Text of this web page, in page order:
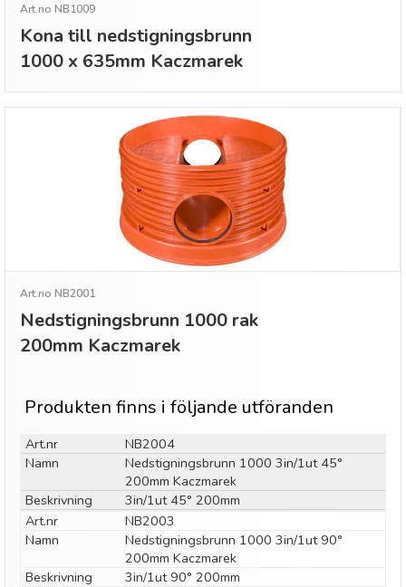
Art.no NB1009
Kona till nedstigningsbrunn
1000 x 635mm Kaczmarek
Art.no NB2001
Nedstigningsbrunn 1000 rak
200mm Kaczmarek
Produkten finns i följande utföranden
Art.nr
NB2004
Namn
Nedstigningsbrunn 1000 3in/1ut 45°
200mm Kaczmarek
Beskrivning
3in/1ut 45° 200mm
Art.nr
NB2003
Namn
Nedstigningsbrunn 1000 3in/1ut 90°
200mm Kaczmarek
Beskrivning
3in/1ut 90° 200mm